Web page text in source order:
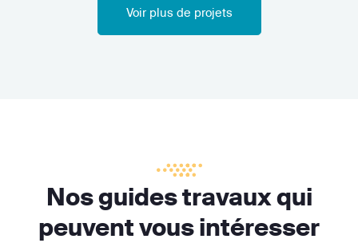
Voir plus de projets
Nos guides travaux qui
peuvent vous intéresser